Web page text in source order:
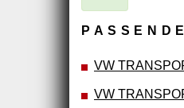
VW
VW